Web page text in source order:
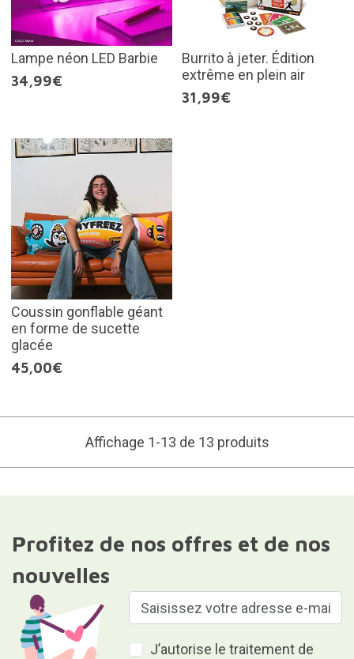
Lampe néon LED Barbie
34,99€
Burrito à jeter. Édition
extrême en plein air
31,99€
Coussin gonflable géant
en forme de sucette
glacée
45,00€
Affichage 1-13 de 13 produits
Profitez de nos offres et de nos
nouvelles
J’autorise le traitement de